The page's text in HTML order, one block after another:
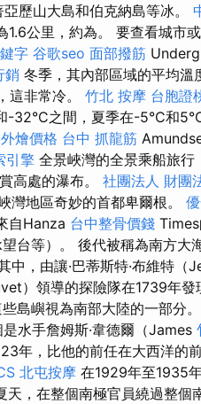
歷山大島和伯克納島等冰。
公里，約為。 要查看城市
字 谷歌seo 面部撥筋
銷 冬季，其內部區域的平均溫
這非常冷。 竹北 按摩 台胞證
32°C之間，夏季在-5°C和5°C
燴價格 台中 抓龍筋
引擎 全景峽灣的全景乘船旅行
高處的瀑布。 社團法人 財團
地區奇妙的首都卑爾根。
自Hanza 台中整骨價錢
台等）。 後代被稱為南方大
中，由讓·巴蒂斯特·布維特（
）領導​​的探險隊在1739年發
島嶼視為南部大陸的一部分。
水手詹姆斯·韋德爾（James
年，比他的前任在大西洋的
北屯按摩 在1929年至1935
天，在整個南極官員繞過整個